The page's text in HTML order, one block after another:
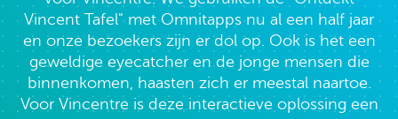
Vincent Tafel" met Omnitapps nu al een half jaar
en onze bezoekers zijn er dol op. Ook is het een
geweldige eyecatcher en de jonge mensen die
binnenkomen, haasten zich er meestal naartoe.
Voor Vincentre is deze interactieve oplossing een